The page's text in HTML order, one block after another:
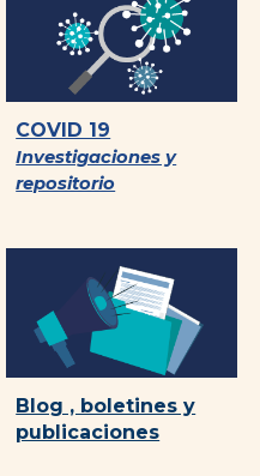
COVID 19
Investigaciones y
repositorio
Blog , boletines y
publicaciones